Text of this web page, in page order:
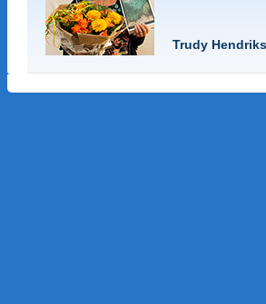
Trudy Hendriks